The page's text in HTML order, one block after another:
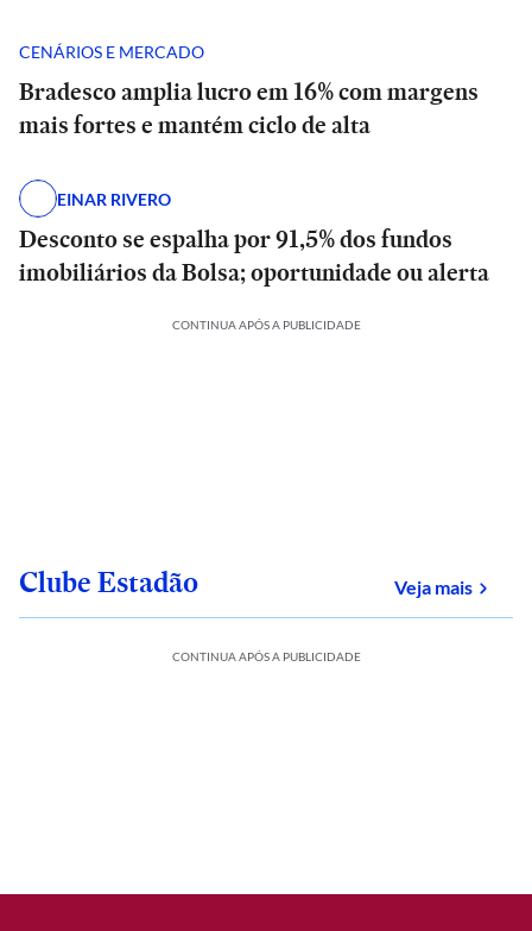
CENÁRIOS E MERCADO
Bradesco amplia lucro em 16% com margens
mais fortes e mantém ciclo de alta
EINAR RIVERO
Desconto se espalha por 91,5% dos fundos
imobiliários da Bolsa; oportunidade ou alerta
CONTINUA APÓS A PUBLICIDADE
Clube Estadão Veja maissobre
CONTINUA APÓS A PUBLICIDADE